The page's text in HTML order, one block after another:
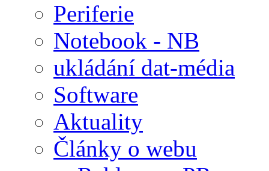
Periferie
Notebook - NB
ukládání dat-média
Software
Aktuality
Články o webu